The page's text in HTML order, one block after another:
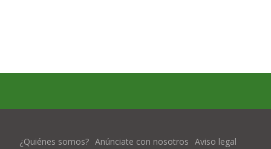
¿Quiénes somos? Anúnciate con nosotros Aviso legal